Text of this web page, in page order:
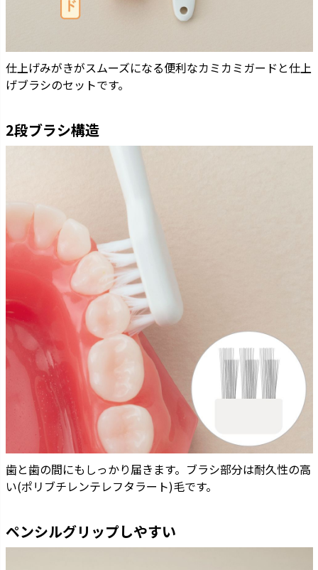
仕上げみがきがスムーズになる便利なカミカミガードと仕上
げブラシのセットです。
2段ブラシ構造
歯と歯の間にもしっかり届きます。ブラシ部分は耐久性の高
い(ポリブチレンテレフタラート)毛です。
ペンシルグリップしやすい